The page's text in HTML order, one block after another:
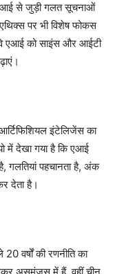
से जुड़ी गलत सूचनाओं
पर भी विशेष फोकस
वे एआई को साइंस और आईटी
इंटेलिजेंस का
में देखा गया है कि एआई
गलतियां पहचानता है, अंक
देता है।
वर्षों की रणनीति का